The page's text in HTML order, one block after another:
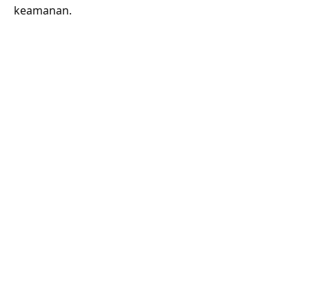
keamanan.